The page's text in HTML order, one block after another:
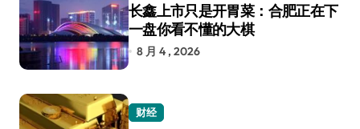
长鑫上市只是开胃菜：合肥正在下
一盘你看不懂的大棋
8 月 4 , 2026
财经